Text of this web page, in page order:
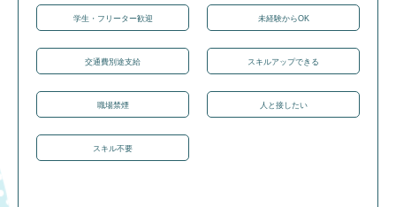
学生・フリーター歓迎 未経験からOK
交通費別途支給 スキルアップできる
職場禁煙 人と接したい
スキル不要